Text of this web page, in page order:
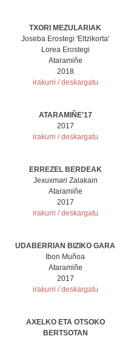
TXORI MEZULARIAK
Joseba Erostegi 'Eltzikorta'
Lorea Erostegi
Ataramiñe
2018
irakurri / deskargatu
ATARAMIÑE'17
2017
irakurri / deskargatu
ERREZEL BERDEAK
Jexuxmari Zalakain
Ataramiñe
2017
irakurri / deskargatu
UDABERRIAN BIZIKO GARA
Ibon Muñoa
Ataramiñe
2017
irakurri / deskargatu
AXELKO ETA OTSOKO
BERTSOTAN